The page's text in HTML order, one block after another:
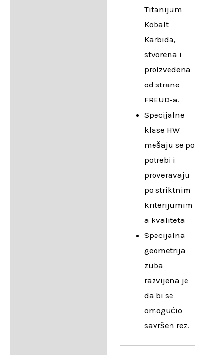
Titanijum
Kobalt
Karbida,
stvorena i
proizvedena
od strane
FREUD-a.
Specijalne
klase HW
mešaju se po
potrebi i
proveravaju
po striktnim
kriterijumim
a kvaliteta.
Specijalna
geometrija
zuba
razvijena je
da bi se
omogućio
savršen rez.